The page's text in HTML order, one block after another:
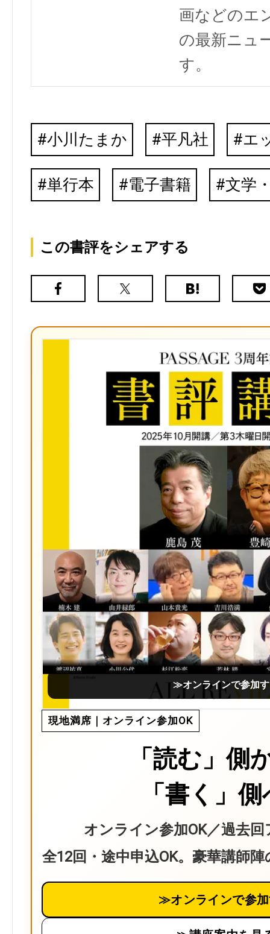
画などのエ
の最新ニュ
す。
小川たまか 平凡社 エ
単行本 電子書籍 文学
この書評をシェアする
Facebook
X（旧
は
ク
マ
ー
ク
≫オンラインで参加
現地満席｜オンライン参加OK
「読む」側
「書く」
オンライン参加OK／過去
全12回・途中申込OK。豪華講師
≫オンラインで参